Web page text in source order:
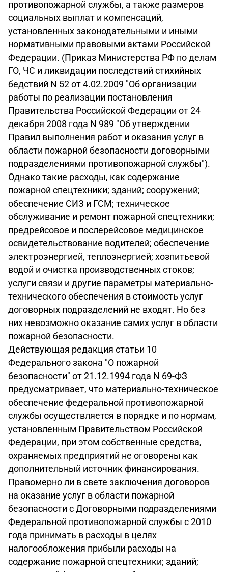
противопожарной службы, а также размеров
социальных выплат и компенсаций,
установленных законодательными и иными
нормативными правовыми актами Российской
Федерации. (Приказ Министерства РФ по делам
ГО, ЧС и ликвидации последствий стихийных
бедствий N 52 от 4.02.2009 "Об организации
работы по реализации постановления
Правительства Российской Федерации от 24
декабря 2008 года N 989 "Об утверждении
Правил выполнения работ и оказания услуг в
области пожарной безопасности договорными
подразделениями противопожарной службы").
Однако такие расходы, как содержание
пожарной спецтехники; зданий; сооружений;
обеспечение СИЗ и ГСМ; техническое
обслуживание и ремонт пожарной спецтехники;
предрейсовое и послерейсовое медицинское
освидетельствование водителей; обеспечение
электроэнергией, теплоэнергией; хозпитьевой
водой и очистка производственных стоков;
услуги связи и другие параметры материально-
технического обеспечения в стоимость услуг
договорных подразделений не входят. Но без
них невозможно оказание самих услуг в области
пожарной безопасности.
Действующая редакция статьи 10
Федерального закона "О пожарной
безопасности" от 21.12.1994 года N 69-ФЗ
предусматривает, что материально-техническое
обеспечение федеральной противопожарной
службы осуществляется в порядке и по нормам,
установленным Правительством Российской
Федерации, при этом собственные средства,
охраняемых предприятий не оговорены как
дополнительный источник финансирования.
Правомерно ли в свете заключения договоров
на оказание услуг в области пожарной
безопасности с Договорными подразделениями
Федеральной противопожарной службы с 2010
года принимать в расходы в целях
налогообложения прибыли расходы на
содержание пожарной спецтехники; зданий;